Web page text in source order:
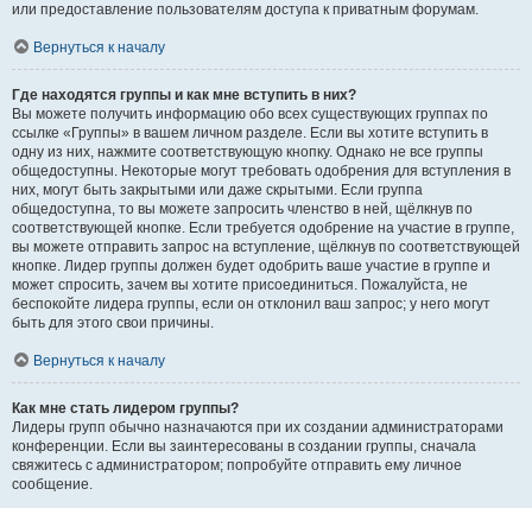
или предоставление пользователям доступа к приватным форумам.
Вернуться к началу
Где находятся группы и как мне вступить в них?
Вы можете получить информацию обо всех существующих группах по
ссылке «Группы» в вашем личном разделе. Если вы хотите вступить в
одну из них, нажмите соответствующую кнопку. Однако не все группы
общедоступны. Некоторые могут требовать одобрения для вступления в
них, могут быть закрытыми или даже скрытыми. Если группа
общедоступна, то вы можете запросить членство в ней, щёлкнув по
соответствующей кнопке. Если требуется одобрение на участие в группе,
вы можете отправить запрос на вступление, щёлкнув по соответствующей
кнопке. Лидер группы должен будет одобрить ваше участие в группе и
может спросить, зачем вы хотите присоединиться. Пожалуйста, не
беспокойте лидера группы, если он отклонил ваш запрос; у него могут
быть для этого свои причины.
Вернуться к началу
Как мне стать лидером группы?
Лидеры групп обычно назначаются при их создании администраторами
конференции. Если вы заинтересованы в создании группы, сначала
свяжитесь с администратором; попробуйте отправить ему личное
сообщение.